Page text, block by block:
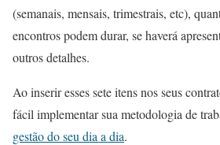
(semanais, mensais, trimestrais, etc),
encontros podem durar, se haverá
outros detalhes.
Ao inserir esses sete itens nos seus
fácil implementar sua metodologia de
gestão do seu dia a dia.